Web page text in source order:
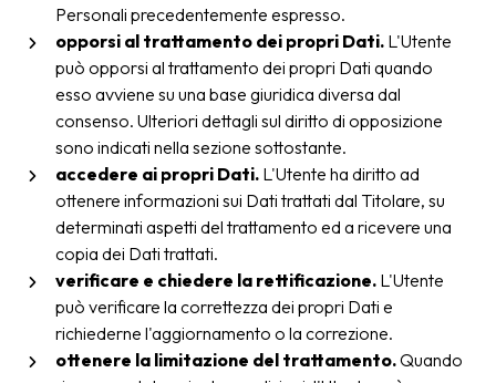
Personali precedentemente espresso.
opporsi al trattamento dei propri Dati. L'Utente
può opporsi al trattamento dei propri Dati quando
esso avviene su una base giuridica diversa dal
consenso. Ulteriori dettagli sul diritto di opposizione
sono indicati nella sezione sottostante.
accedere ai propri Dati. L'Utente ha diritto ad
ottenere informazioni sui Dati trattati dal Titolare, su
determinati aspetti del trattamento ed a ricevere una
copia dei Dati trattati.
verificare e chiedere la rettificazione. L'Utente
può verificare la correttezza dei propri Dati e
richiederne l'aggiornamento o la correzione.
ottenere la limitazione del trattamento.Quando